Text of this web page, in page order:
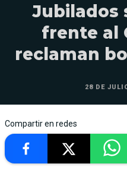
Jubilados
frente al
reclaman
28 DE
Compartir en redes